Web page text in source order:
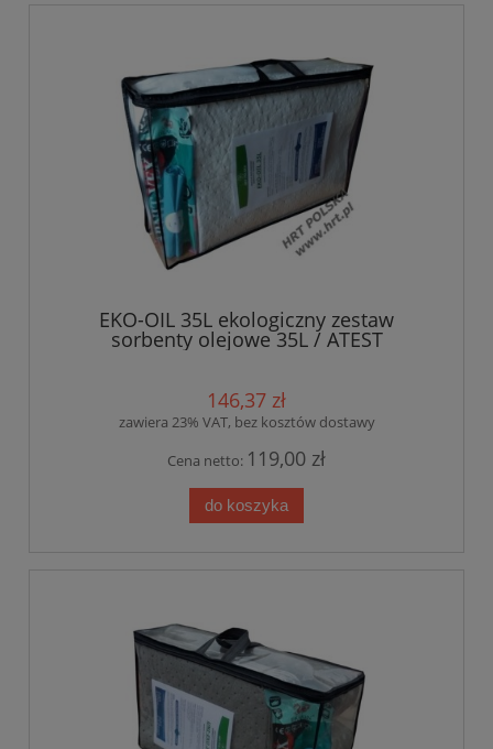
EKO-OIL 35L ekologiczny zestaw
sorbenty olejowe 35L / ATEST
146,37 zł
zawiera 23% VAT, bez kosztów dostawy
Cena netto: 119,00 zł
do koszyka